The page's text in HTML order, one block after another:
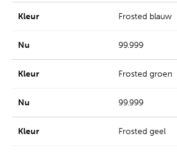
Frosted blauw
99.999
Frosted groen
99.999
Frosted geel